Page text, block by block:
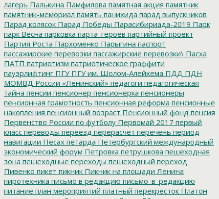
лагерь Палькина Памфилова памятная акция памятник
памятник-мемориал память панихида парад выпускников
Парад колясок Парад Победы Парасибириада-2019 Парк
парк Весна парковка парта_героев партийный проект
Партия Роста Пархоменко Парыгина паспорт
пассажирские перевозки пассажирские перевозки\ Пасха
ПАТП патриотизм патриотическое граффити
пауэрлифтинг ПГУПГУ им. Шолом-Алейхема ПДД ПДН
МОМВД России «Ленинский» педагоги педагогическая
тайна пенсии пенсионер пенсионерка пенсионеры
пенсионная грамотность пенсионная реформа пенсионные
накопления пенсионный возраст Пенсионный фонд пенсия
Первенство России по футболу Первомай 2017 первый
класс переводы переезд перерасчет перечень период
навигации Песах петарда Петербургский международный
экономический форум Петровка петрушкова пешеходная
зона пешеходные переходы пешеходный переход
Пивенко пикет пикник Пикник на площади Ленина
пиротехника письмо в редакцию письмо_в_редакцию
питание план мероприятий платный перекресток Платон